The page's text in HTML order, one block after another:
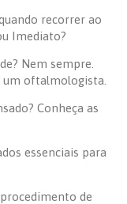
recorrer ao
Imediato?
Nem sempre.
um oftalmologista.
Conheça as
essenciais para
de